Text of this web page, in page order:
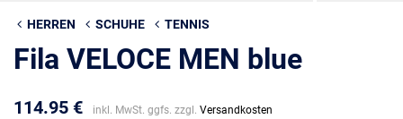
HERREN SCHUHE TENNIS
Fila VELOCE MEN blue
114.95 € inkl. MwSt. ggfs. zzgl. Versandkosten